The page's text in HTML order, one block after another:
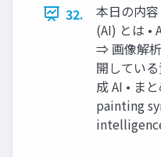
32.
本⽇の内
(AI) とは •
⇒ 画像解
開してい
成 AI • ま
painting